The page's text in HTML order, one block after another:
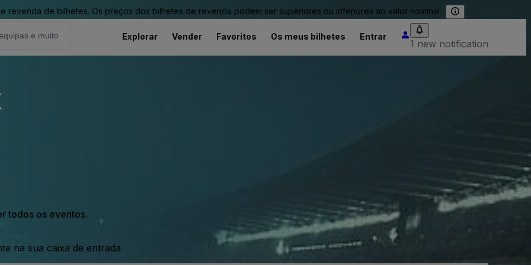
revenda de bilhetes. Os preços dos bilhetes de revenda podem ser superiores ou inferiores ao valor nominal.
Explorar Vender Favoritos Os meus bilhetes Entrar
1 new notification
todos os eventos.
na sua caixa de entrada